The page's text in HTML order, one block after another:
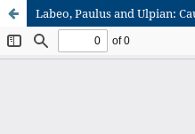
Labeo, Paulus and Ulpian: